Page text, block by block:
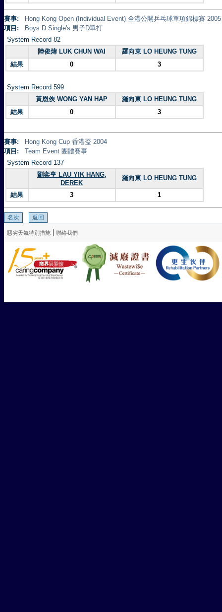
賽事:
Hong Kong Open (Individual Event) 全港公開乒乓球單項錦標賽 2005
項目:
Boys D Single's 男子D單打
System Record 82
陸俊煒 LUK CHUN WAI
羅向東 LO HEUNG TUNG
結果
0 3
System Record 599
黃恩俠 WONG YAN HAP
羅向東 LO HEUNG TUNG
結果
0 3
賽事:
Hong Kong Cup 香港盃 2004
項目:
Team Event 團體賽事
System Record 137
劉奕亨 LAU YIK HANG,
DEREK
羅向東 LO HEUNG TUNG
結果 3 1